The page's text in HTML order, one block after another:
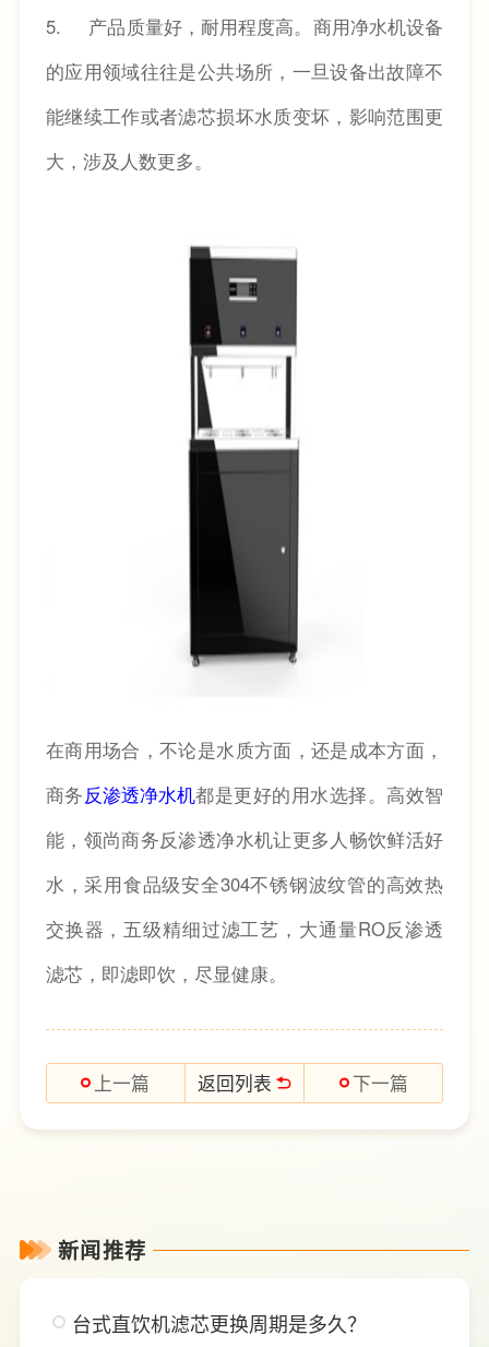
5. 产品质量好，耐用程度高。商用净水机设备
的应用领域往往是公共场所，一旦设备出故障不
能继续工作或者滤芯损坏水质变坏，影响范围更
大，涉及人数更多。
在商用场合，不论是水质方面，还是成本方面，
商务反渗透净水机都是更好的用水选择。高效智
能，领尚商务反渗透净水机让更多人畅饮鲜活好
水，采用食品级安全304不锈钢波纹管的高效热
交换器，五级精细过滤工艺，大通量RO反渗透
滤芯，即滤即饮，尽显健康。
上一篇 返回列表 下一篇
新闻推荐
台式直饮机滤芯更换周期是多久？